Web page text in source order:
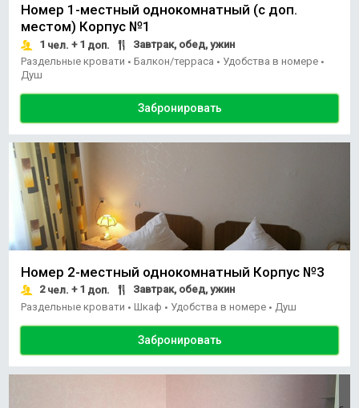
Номер 1-местный однокомнатный (с доп.
местом) Корпус №1
1 чел. + 1 доп.
Завтрак, обед, ужин
Раздельные кровати • Балкон/терраса • Удобства в номере •
Душ
Забронировать
Номер 2-местный однокомнатный Корпус №3
2чел. + 1 доп.
Завтрак, обед, ужин
Раздельные кровати • Шкаф • Удобства в номере • Душ
Забронировать